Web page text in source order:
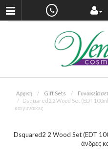
Αρχική Gift Sets
Γυναικεία σετ
Dsquared2 2 Wood Set (EDT
και γυναίκες
Dsquared2 2 Wood Set (EDT
άνδρες